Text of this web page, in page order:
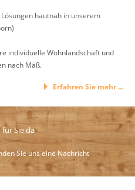
hautnah in unserem
individuelle Wohnlandschaft und
nach Maß.
Erfahren Sie mehr ...
Sie da
Sie uns eine Nachricht